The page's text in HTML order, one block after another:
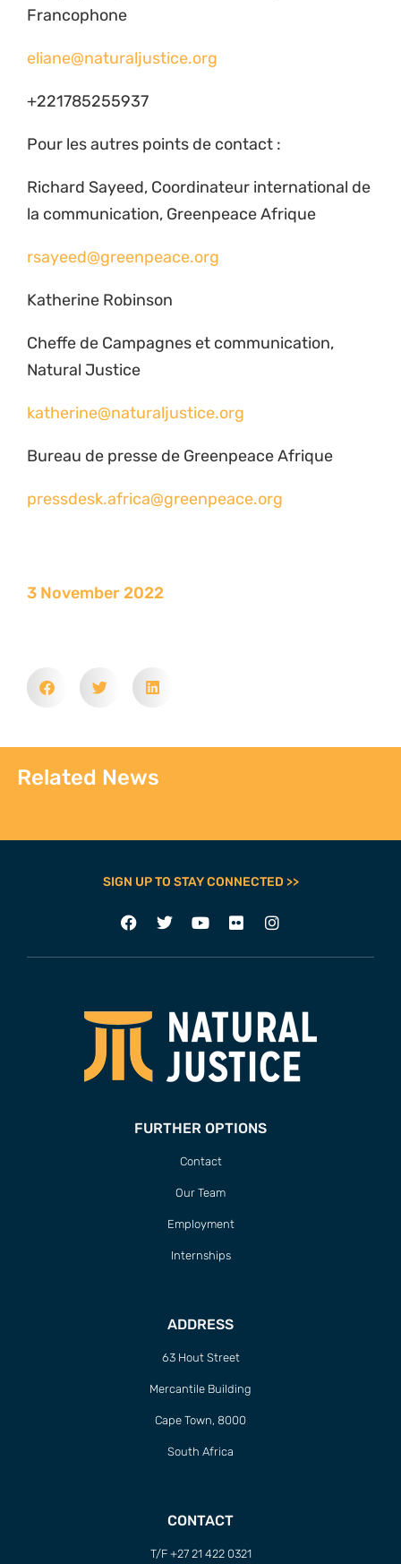
Francophone
eliane@naturaljustice.org
+221785255937
Pour les autres points de contact :
Richard Sayeed, Coordinateur international de
la communication, Greenpeace Afrique
rsayeed@greenpeace.org
Katherine Robinson
Cheffe de Campagnes et communication,
Natural Justice
katherine@naturaljustice.org
Bureau de presse de Greenpeace Afrique
pressdesk.africa@greenpeace.org
3 November 2022
Related News
SIGN UP TO STAY CONNECTED >>
FURTHER OPTIONS
Contact
Our Team
Employment
Internships
ADDRESS
63 Hout Street
Mercantile Building
Cape Town, 8000
South Africa
CONTACT
T/F +27 21 422 0321